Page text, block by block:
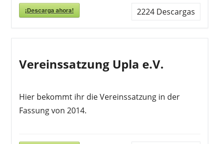
¡Descarga ahora! 2224Descargas
Vereinssatzung Upla e.V.
Hier bekommt ihr die Vereinssatzung in der
Fassung von 2014.